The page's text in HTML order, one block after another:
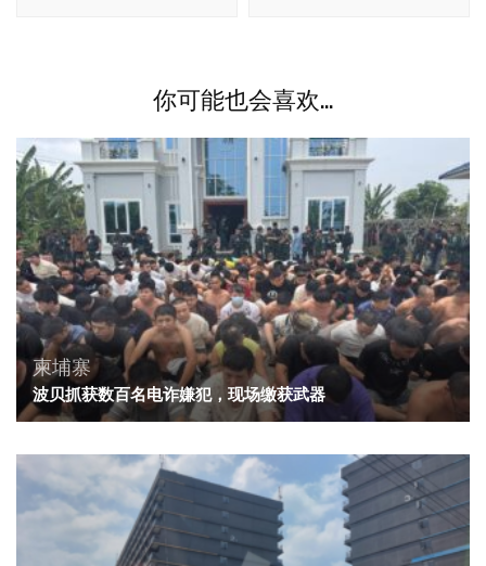
你可能也会喜欢...
柬埔寨
波贝抓获数百名电诈嫌犯，现场缴获武器